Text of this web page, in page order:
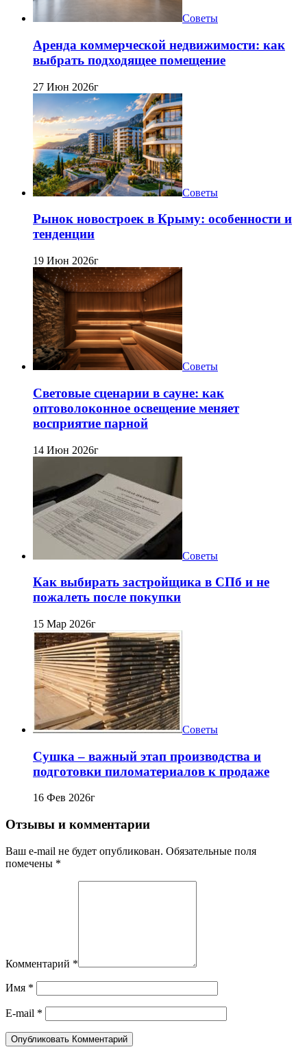
Советы
Аренда коммерческой недвижимости: как
выбрать подходящее помещение
27 Июн 2026г
Советы
Рынок новостроек в Крыму: особенности и
тенденции
19 Июн 2026г
Советы
Световые сценарии в сауне: как
оптоволоконное освещение меняет
восприятие парной
14 Июн 2026г
Советы
Как выбирать застройщика в СПб и не
пожалеть после покупки
15 Мар 2026г
Советы
Сушка – важный этап производства и
подготовки пиломатериалов к продаже
16 Фев 2026г
Отзывы и комментарии
Ваш e-mail не будет опубликован. Обязательные поля
помечены *
Комментарий *
Имя *
E-mail *